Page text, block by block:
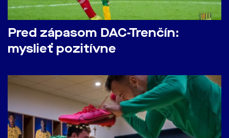
Pred zápasom DAC-Trenčín:
myslieť pozitívne